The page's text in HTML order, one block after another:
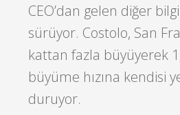
CEO’dan gelen diğer
sürüyor. Costolo, San
kattan fazla büyüyerek
büyüme hızına kendisi
duruyor.